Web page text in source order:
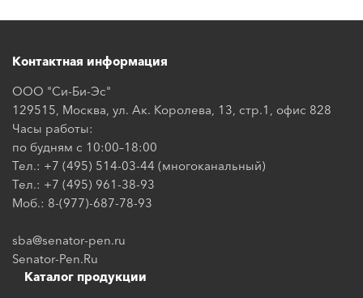
Контактная информация
ООО "Си-Би-Эс"
129515, Москва, ул. Ак. Королева, 13, стр.1, офис 828
Часы работы:
по будням с 10:00–18:00
Тел.: +7 (495) 514-03-44 (многоканальный)
Тел.: +7 (495) 961-38-93
Моб.: 8-(977)-687-78-93
sba@senator-pen.ru
Senator-Pen.Ru
Каталог продукции